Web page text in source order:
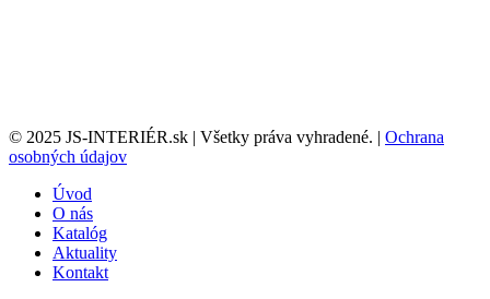
© 2025 JS-INTERIÉR.sk | Všetky práva vyhradené. | Ochrana
osobných údajov
Úvod
O nás
Katalóg
Aktuality
Kontakt